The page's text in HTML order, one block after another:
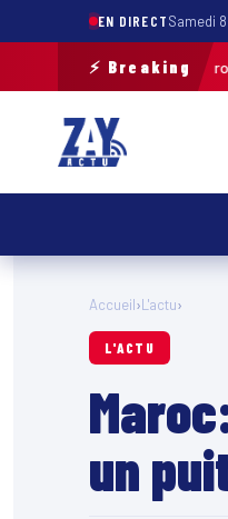
EN DIRECTSamedi
⚡ Breaking
terrain pour retrouver les
Accueil›L'actu›
L'ACTU
un